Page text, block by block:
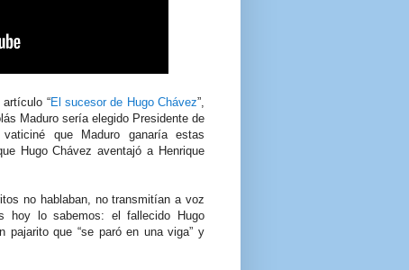
“El sucesor de Hugo Chávez”,
Maduro sería elegido Presidente de
que Maduro ganaría estas
Hugo Chávez aventajó a Henrique
no hablaban, no transmitían a voz
hoy lo sabemos: el fallecido Hugo
que “se paró en una viga” y